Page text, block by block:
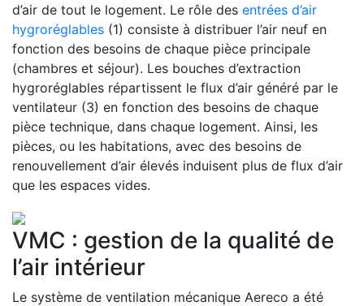
d’air de tout le logement. Le rôle des entrées d’air
hygroréglables (1) consiste à distribuer l’air neuf en
fonction des besoins de chaque pièce principale
(chambres et séjour). Les bouches d’extraction
hygroréglables répartissent le flux d’air généré par le
ventilateur (3) en fonction des besoins de chaque
pièce technique, dans chaque logement. Ainsi, les
pièces, ou les habitations, avec des besoins de
renouvellement d’air élevés induisent plus de flux d’air
que les espaces vides.
VMC : gestion de la qualité de
l’air intérieur
Le système de ventilation mécanique Aereco a été